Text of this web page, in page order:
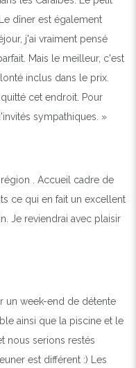
dîner est également
j'ai vraiment pensé
Mais le meilleur, c'est
inclus dans le prix.
cet endroit. Pour
sympathiques. »
région . Accueil cadre de
ce qui en fait un excellent
Je reviendrai avec plaisir
un week-end de détente
ainsi que la piscine et le
nous serions restés
est différent :) Les